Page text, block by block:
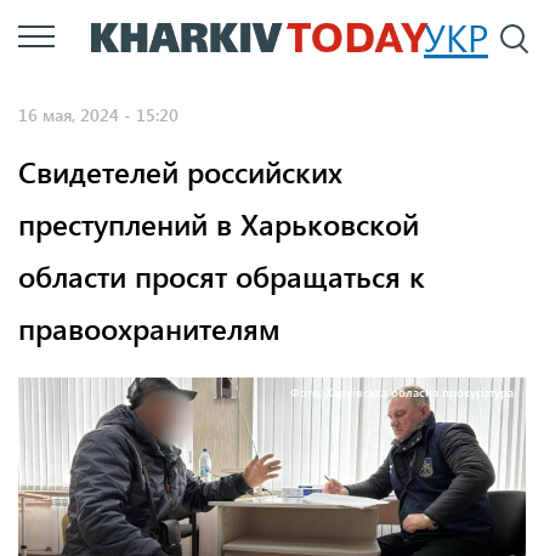
Перейти
к
УКР
16 мая, 2024 - 15:20
Свидетелей российских
преступлений в Харьковской
области просят обращаться к
правоохранителям
Фото: Харківська обласна прокуратура